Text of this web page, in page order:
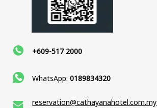
+609-517 2000
WhatsApp:0189834320
reservation@cathayanahotel.com.my